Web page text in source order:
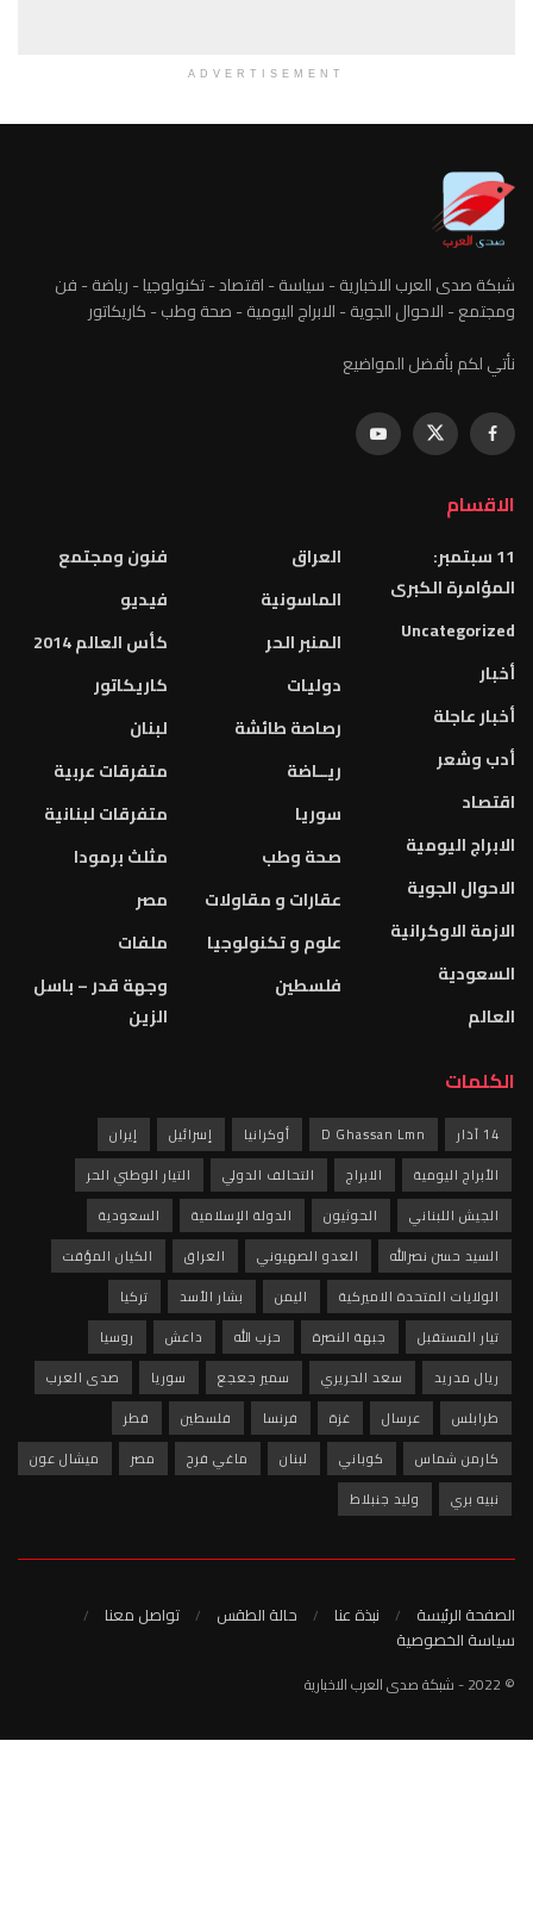
- سياسة - اقتصاد - تكنولوجيا - رياضة - فن
- الابراج اليومية - صحة وطب - كاريكاتور
العراق
الماسونية
المنبر الحر
دوليات
رصاصة طائشة
ريــاضة
سوريا
صحة وطب
عقارات و مقاولات
علوم و تكنولوجيا
فلسطين
فنون ومجتمع
فيديو
كأس العالم 2014
كاريكاتور
لبنان
متفرقات عربية
متفرقات لبنانية
مثلث برمودا
مصر
ملفات
وجهة قدر – باسل
D أوكرانيا إسرائيل
إيران
التحالف الدولي
التيار الوطني الحر
الحوثيون
الدولة الإسلامية
السعودية
العدو الصهيوني
العراق
الكيان المؤقت
اليمن بشار الأسد
تركيا
النصرة
حزب الله داعش
روسيا
الحريري
سمير جعجع سوريا
صدى العرب
غزة
فرنسا فلسطين
قطر
لبنان ماغي فرح مصر
ميشال عون
نبذة عنا حالة الطقس تواصل معنا